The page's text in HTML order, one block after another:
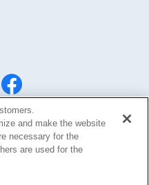
and make the website
necessary for the
are used for the